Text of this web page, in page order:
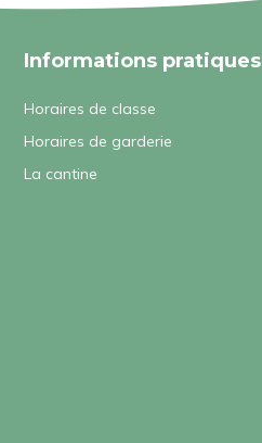
Informations pratiques
Horaires de classe
Horaires de garderie
La cantine